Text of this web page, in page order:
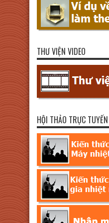
THƯ VIỆN VIDEO
HỘI THẢO TRỰC TUYẾN